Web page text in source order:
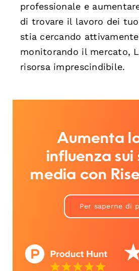
professionale e
di trovare il lavoro dei
stia cercando
monitorando il mercato,
risorsa imprescindibile.
Aumenta
influenza sui
media con
Per saperne di